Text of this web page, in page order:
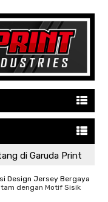
di Garuda Print
Design Jersey Bergaya
dengan Motif Sisik